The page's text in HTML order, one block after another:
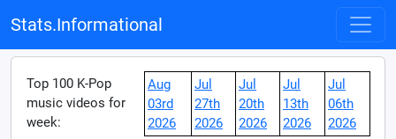
Stats.Informational
Top 100 K-Pop
music videos for
week:
Aug
03rd
2026
Jul
27th
2026
Jul
20th
2026
Jul
13th
2026
Jul
06th
2026